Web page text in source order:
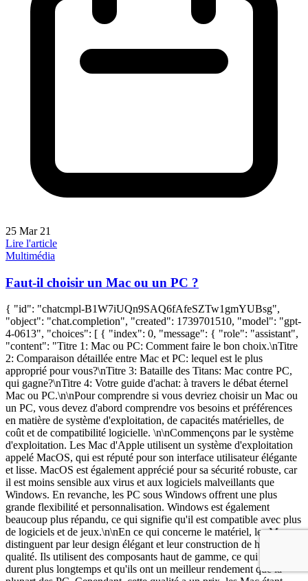
25 Mar 21
Lire l'article
Multimédia
Faut-il choisir un Mac ou un PC ?
{ "id": "chatcmpl-B1W7iUQn9SAQ6fAfeSZTw1gmYUBsg",
"object": "chat.completion", "created": 1739701510, "model": "gpt-
4-0613", "choices": [ { "index": 0, "message": { "role": "assistant",
"content": "Titre 1: Mac ou PC: Comment faire le bon choix.\nTitre
2: Comparaison détaillée entre Mac et PC: lequel est le plus
approprié pour vous?\nTitre 3: Bataille des Titans: Mac contre PC,
qui gagne?\nTitre 4: Votre guide d'achat: à travers le débat éternel
Mac ou PC.\n\nPour comprendre si vous devriez choisir un Mac ou
un PC, vous devez d'abord comprendre vos besoins et préférences
en matière de système d'exploitation, de capacités matérielles, de
coût et de compatibilité logicielle. \n\nCommençons par le système
d'exploitation. Les Mac d'Apple utilisent un système d'exploitation
appelé MacOS, qui est réputé pour son interface utilisateur élégante
et lisse. MacOS est également apprécié pour sa sécurité robuste, car
il est moins sensible aux virus et aux logiciels malveillants que
Windows. En revanche, les PC sous Windows offrent une plus
grande flexibilité et personnalisation. Windows est également
beaucoup plus répandu, ce qui signifie qu'il est compatible avec plus
de logiciels et de jeux.\n\nEn ce qui concerne le matériel, les Mac se
distinguent par leur design élégant et leur construction de haute
qualité. Ils utilisent des composants haut de gamme, ce qui fait qu'ils
durent plus longtemps et qu'ils ont un meilleur rendement que la